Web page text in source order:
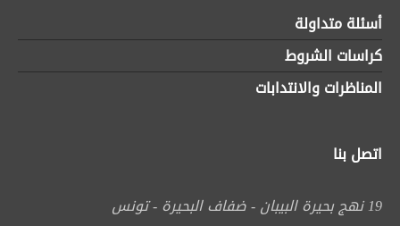
أسئلة متداولة
كراسات الشروط
المناظرات والانتدابات
اتصل بنا
19 نهج بحيرة البيبان - ضفاف البحيرة - تونس